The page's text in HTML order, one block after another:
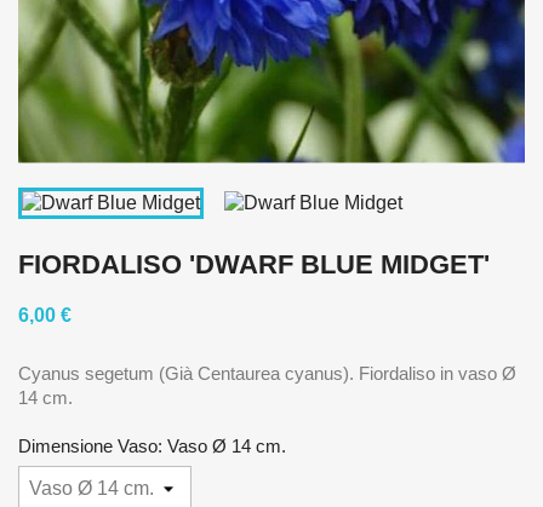
FIORDALISO 'DWARF BLUE MIDGET'
6,00 €
Cyanus segetum (Già Centaurea cyanus). Fiordaliso in vaso Ø
14 cm.
Dimensione Vaso: Vaso Ø 14 cm.